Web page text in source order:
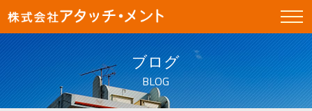
ブログ
BLOG